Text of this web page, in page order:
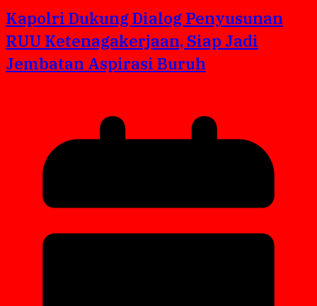
Kapolri Dukung Dialog Penyusunan
RUU Ketenagakerjaan, Siap Jadi
Jembatan Aspirasi Buruh